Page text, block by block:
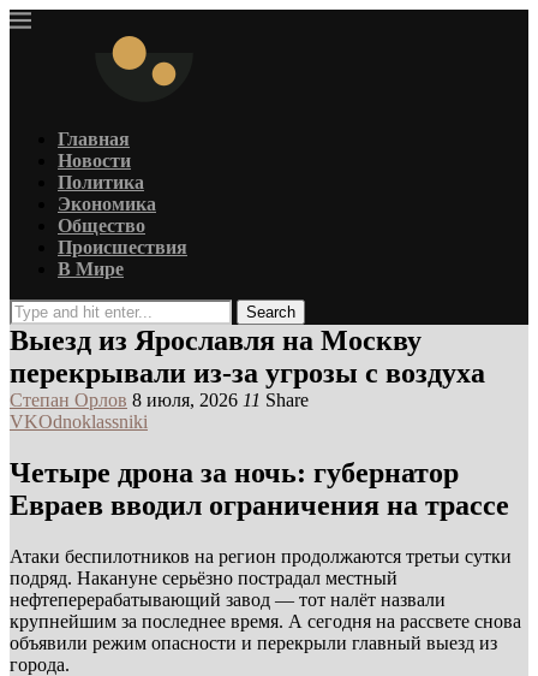
Главная
Новости
Политика
Экономика
Общество
Происшествия
В Мире
Search
Выезд из Ярославля на Москву
перекрывали из-за угрозы с воздуха
Степан Орлов 8 июля, 2026 11 Share
VKOdnoklassniki
Четыре дрона за ночь: губернатор
Евраев вводил ограничения на трассе
Атаки беспилотников на регион продолжаются третьи сутки
подряд. Накануне серьёзно пострадал местный
нефтеперерабатывающий завод — тот налёт назвали
крупнейшим за последнее время. А сегодня на рассвете снова
объявили режим опасности и перекрыли главный выезд из
города.